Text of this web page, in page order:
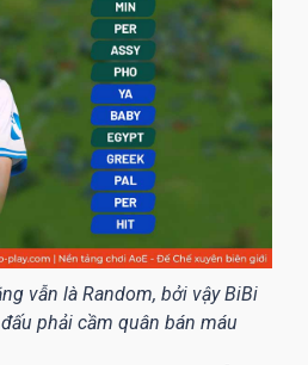
vẫn là Random, bởi vậy BiBi
phải cầm quân bán máu